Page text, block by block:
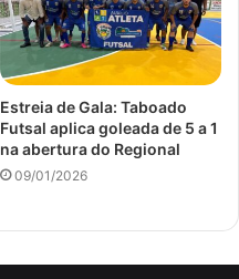
Estreia de Gala: Taboado
Futsal aplica goleada de 5 a 1
na abertura do Regional
09/01/2026